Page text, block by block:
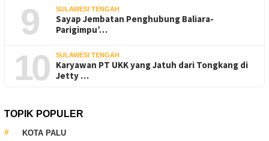
9 SULAWESI TENGAH
Sayap Jembatan Penghubung Baliara-
Parigimpu’…
10 SULAWESI TENGAH
Karyawan PT UKK yang Jatuh dari Tongkang di
Jetty …
TOPIK POPULER
KOTA PALU